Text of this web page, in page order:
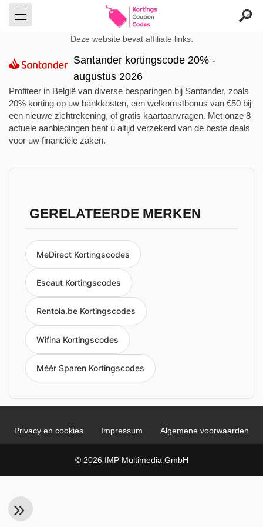
Deze website bevat affiliate links.
Santander kortingscode 20% -
augustus 2026
Profiteer in België van diverse besparingen bij Santander, zoals
20% korting op uw bankkosten, een welkomstbonus van €50 bij
een nieuwe zichtrekening, of gratis kaartaanvragen. Met onze 8
actuele aanbiedingen bent u altijd verzekerd van de beste deals
voor uw financiële zaken.
GERELATEERDE MERKEN
MeDirect Kortingscodes
Escaut Kortingscodes
Rentola.be Kortingscodes
Wifina Kortingscodes
Méér Sparen Kortingscodes
Privacy en cookies Impressum Algemene voorwaarden
© 2026 IMP Multimedia GmbH